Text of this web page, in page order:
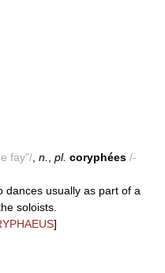
fay"/ n. pl. coryphées /-
dances usually as part of a
soloists.
]